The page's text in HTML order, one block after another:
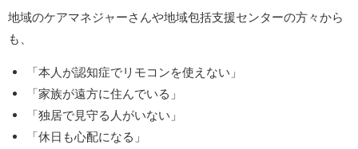
地域のケアマネジャーさんや地域包括支援センターの方々から
も、
「本人が認知症でリモコンを使えない」
「家族が遠方に住んでいる」
「独居で見守る人がいない」
「休日も心配になる」